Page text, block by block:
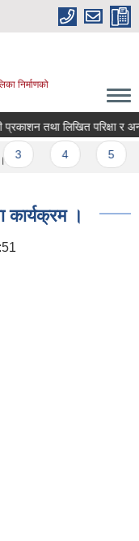
निर्माणको
तथा लिखित परिक्षा र
।